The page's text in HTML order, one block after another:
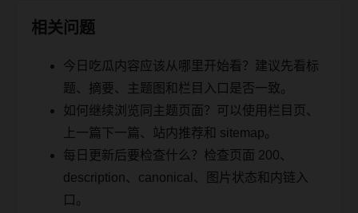
相关问题
今日吃瓜内容应该从哪里开始看？建议先看标
题、摘要、主题图和栏目入口是否一致。
如何继续浏览同主题页面？可以使用栏目页、
上一篇下一篇、站内推荐和 sitemap。
每日更新后要检查什么？检查页面 200、
description、canonical、图片状态和内链入
口。